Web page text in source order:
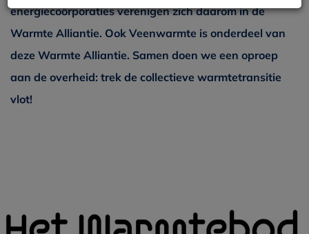
energiecoörporaties verenigen zich daarom in de
Warmte Alliantie. Ook Veenwarmte is onderdeel van
deze Warmte Alliantie. Samen doen we een oproep
aan de overheid: trek de collectieve warmtetransitie
vlot!